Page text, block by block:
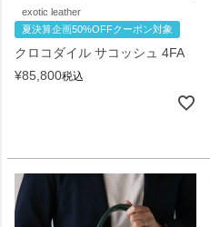
exotic leather
夏決算企画50%OFFクーポン対象
クロコダイル サコッシュ 4FA
¥85,800税込